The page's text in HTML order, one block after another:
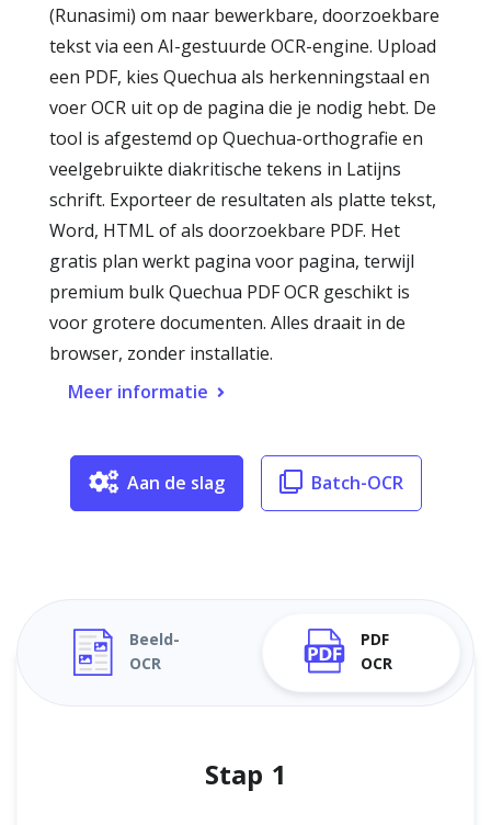
(Runasimi) om naar bewerkbare, doorzoekbare
tekst via een AI-gestuurde OCR-engine. Upload
een PDF, kies Quechua als herkenningstaal en
voer OCR uit op de pagina die je nodig hebt. De
tool is afgestemd op Quechua-orthografie en
veelgebruikte diakritische tekens in Latijns
schrift. Exporteer de resultaten als platte tekst,
Word, HTML of als doorzoekbare PDF. Het
gratis plan werkt pagina voor pagina, terwijl
premium bulk Quechua PDF OCR geschikt is
voor grotere documenten. Alles draait in de
browser, zonder installatie.
Meer informatie
Aan de slag Batch-OCR
Beeld-
OCR
PDF
OCR
Stap 1